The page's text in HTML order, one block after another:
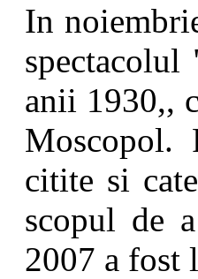
In
anii 1930,,
Moscopol.
citite si
scopul de
2007 a fost